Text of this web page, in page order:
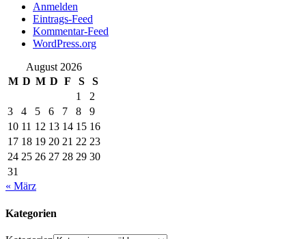
Anmelden
Eintrags-Feed
Kommentar-Feed
WordPress.org
August 2026
M D M D F S
S
1
2
3
4 5 6 7 8
9
10 11 12 13 14 15 16
17 18 19 20 21 22 23
24 25 26 27 28 29 30
31
« März
Kategorien